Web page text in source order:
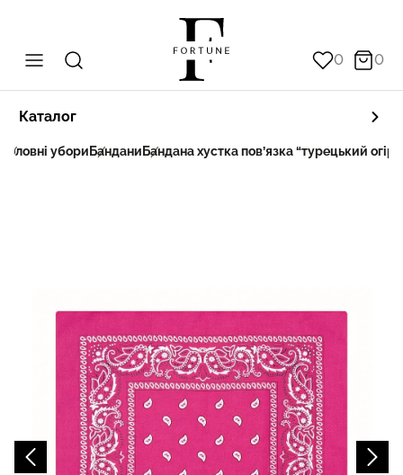
0 0
Каталог
Головні убори Бандани Бандана хустка пов’язка “турецький